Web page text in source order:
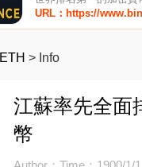
URL：https://
ETH > Info
江蘇率先全面
幣